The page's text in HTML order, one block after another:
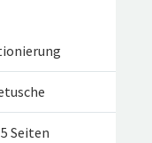
Seiten